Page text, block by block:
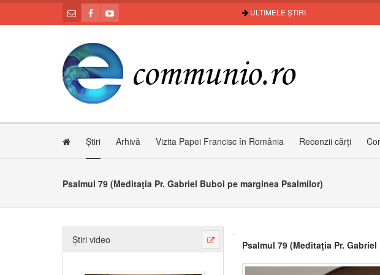
ULTIMELE ȘTIRI
Știri Arhivă Vizita Papei Francisc în România Recenzii cărți
Psalmul 79 (Meditaţia Pr. Gabriel Buboi pe marginea Psalmilor)
Știri video Psalmul 79 (Meditaţia Pr.